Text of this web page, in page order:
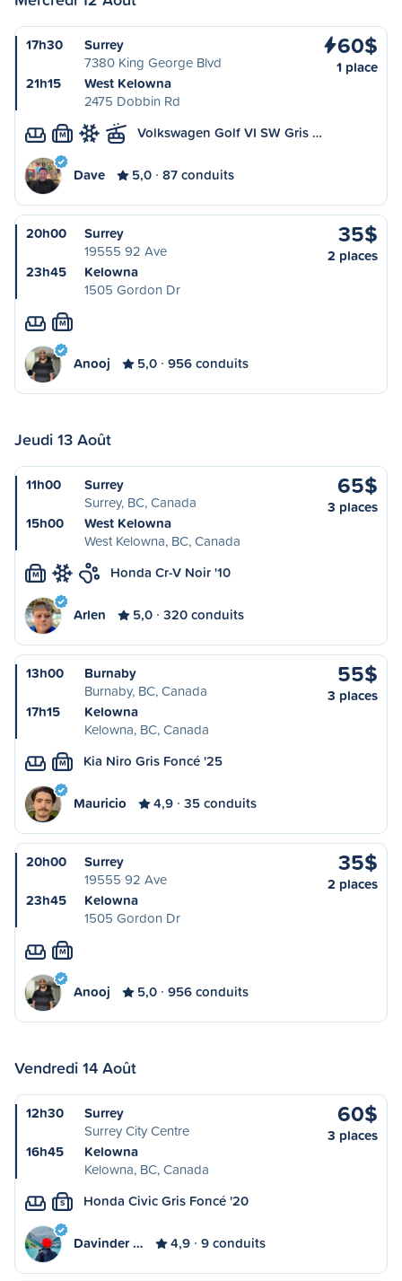
17h30
Surrey
7380 King George Blvd
21h15
West Kelowna
2475 Dobbin Rd
60$
1 place
M Volkswagen Golf VI SW Gris …
Dave 5,0 87 conduits
20h00
Surrey
19555 92 Ave
23h45
Kelowna
1505 Gordon Dr
35$
2 places
M
Anooj 5,0 956 conduits
Jeudi 13 Août
11h00
Surrey
Surrey, BC, Canada
15h00
West Kelowna
West Kelowna, BC, Canada
65$
3 places
M Honda Cr-V Noir '10
Arlen 5,0 320 conduits
13h00
Burnaby
Burnaby, BC, Canada
17h15
Kelowna
Kelowna, BC, Canada
55$
3 places
M Kia Niro Gris Foncé '25
Mauricio 4,9 35 conduits
20h00
Surrey
19555 92 Ave
23h45
Kelowna
1505 Gordon Dr
35$
2 places
M
Anooj 5,0 956 conduits
Vendredi 14 Août
12h30
Surrey
Surrey City Centre
16h45
Kelowna
Kelowna, BC, Canada
60$
3 places
S Honda Civic Gris Foncé '20
Davinder … 4,9 9 conduits